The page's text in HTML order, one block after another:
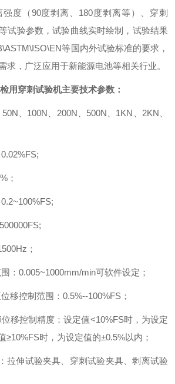
强度（90度剥离、 180度剥离等）、穿刺
试验参数，试验曲线实时绘制，试验结果
等国内外试验标准的要求，
求，广泛应用于新能源电池等相关行业。
用穿刺试验机主要技术参数：
50N 100N 200N 500N 1KN 2KN
0.02%FS;
；
0.2~100%FS;
；
： 0.005~1000mm/min可软件设定；
移控制范围： 0.5%--100%FS ；
移控制精度：设定值<10%FS时，为设定
≥10%FS时，为设定值的±0.5%以内；
拉伸试验夹具、穿刺试验夹具、剥离试验